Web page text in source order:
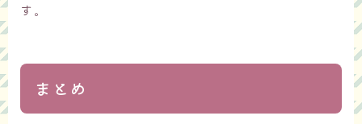
す。
まとめ